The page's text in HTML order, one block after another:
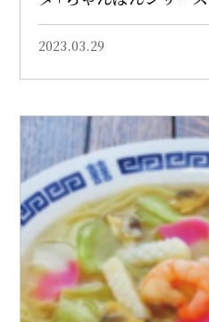
2023.03.29